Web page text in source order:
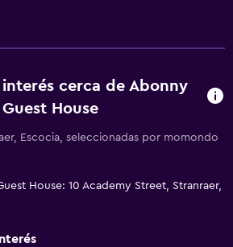
interés cerca de Abonny
Guest House
Escocia, seleccionadas por momondo
House: 10 Academy Street, Stranraer,